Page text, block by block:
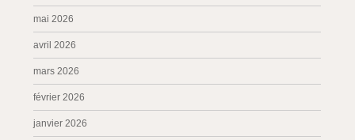
mai 2026
avril 2026
mars 2026
février 2026
janvier 2026